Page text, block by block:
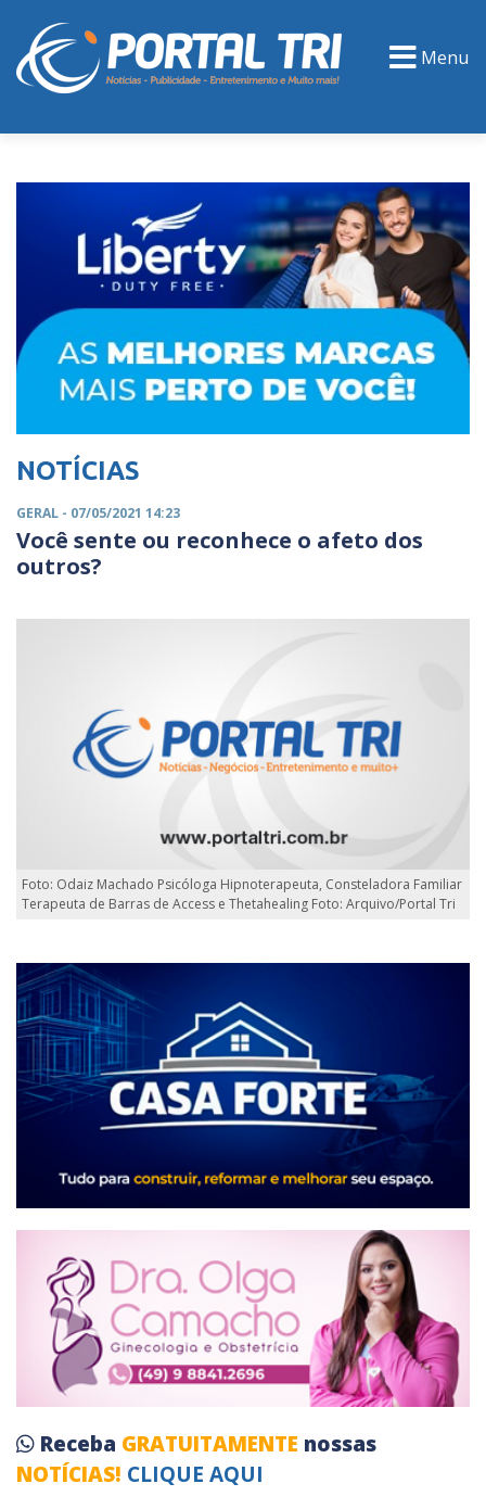
Menu
NOTÍCIAS
GERAL - 07/05/2021 14:23
Você sente ou reconhece o afeto dos
outros?
Foto: Odaiz Machado Psicóloga Hipnoterapeuta, Consteladora Familiar
Terapeuta de Barras de Access e Thetahealing Foto: Arquivo/Portal Tri
Receba GRATUITAMENTE nossas
NOTÍCIAS! CLIQUE AQUI